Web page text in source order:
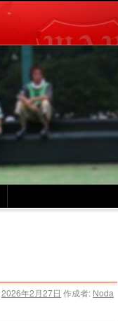
2026年2月27日 作成者: Noda